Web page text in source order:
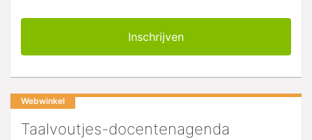
Webwinkel
Taalvoutjes-docentenagenda